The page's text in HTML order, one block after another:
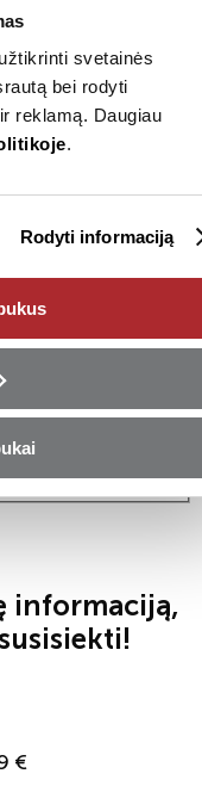
svetainės
bei rodyti
reklamą. Daugiau
.
Rodyti informaciją
sumą iš karto!
informaciją,
€